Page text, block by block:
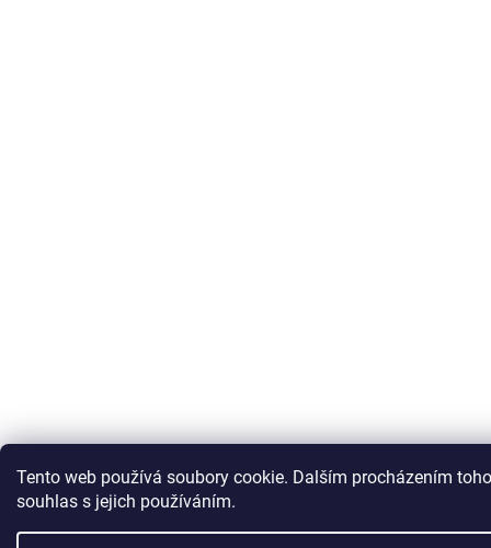
Tento web používá soubory cookie. Dalším procházením
souhlas s jejich používáním.